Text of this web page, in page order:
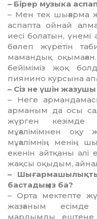
– Бірер музыка
– Мен тек шығарма
аспапта ойнай
иесі болатын,
бөлеп жүретін
мамандық
бейі­міміз жоқ
пиянино курсына
– Сіз не үшін
– Неге
арманым да осы
жүрген кезімде
мұғалімімнен оқу
мұғалімнің менің
екенін айтқаны әлі
жақсы оқыдым,
–
бастадыңыз ба?
– Орта мектепте
жазғаным
мардымды ештеңе